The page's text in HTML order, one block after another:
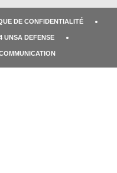
DE CONFIDENTIALITÉ
UNSA DEFENSE